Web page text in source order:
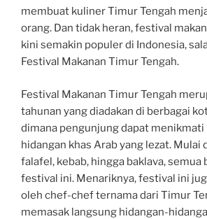
membuat kuliner Timur Tengah
orang. Dan tidak heran, festival
kini semakin populer di Indonesia,
Festival Makanan Timur Tengah.
Festival Makanan Timur Tengah
tahunan yang diadakan di berbagai
dimana pengunjung dapat menikmati
hidangan khas Arab yang lezat. Mulai
falafel, kebab, hingga baklava, semua
festival ini. Menariknya, festival ini
oleh chef-chef ternama dari Timur
memasak langsung hidangan-